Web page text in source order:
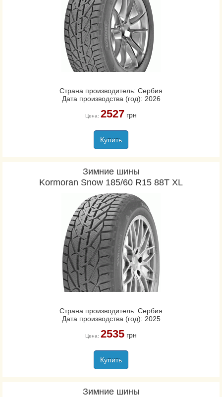
Страна производитель: Сербия
Дата производства (год): 2026
Цена: 2527грн
Купить
Зимние шины
Kormoran Snow 185/60 R15 88T XL
Страна производитель: Сербия
Дата производства (год): 2025
Цена: 2535грн
Купить
Зимние шины